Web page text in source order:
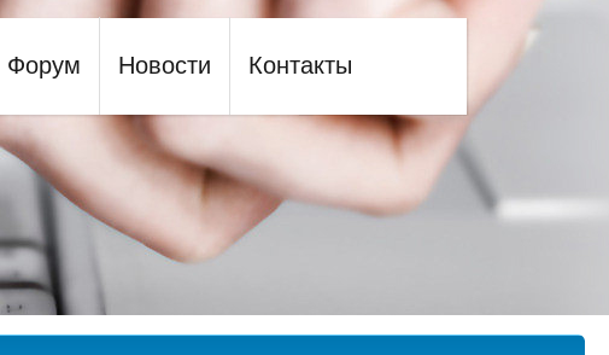
Форум Новости Контакты